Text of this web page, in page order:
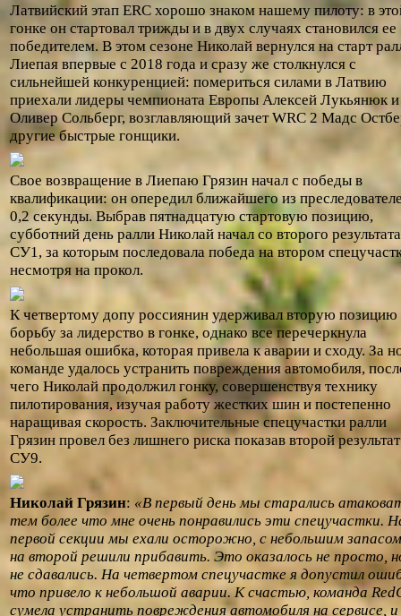
Латвийский этап ERC хорошо знаком нашему пилоту: в
гонке он стартовал трижды и в двух случаях становился ее
победителем. В этом сезоне Николай вернулся на старт
Лиепая впервые с 2018 года и сразу же столкнулся с
сильнейшей конкуренцией: помериться силами в Латвию
приехали лидеры чемпионата Европы Алексей Лукьянюк и
Оливер Сольберг, возглавляющий зачет WRC 2 Мадс
другие быстрые гонщики.
Свое возвращение в Лиепаю Грязин начал с победы в
квалификации: он опередил ближайшего из
0,2 секунды. Выбрав пятнадцатую стартовую позицию,
субботний день ралли Николай начал со второго
СУ1, за которым последовала победа на втором
несмотря на прокол.
К четвертому допу россиянин удерживал вторую позицию
борьбу за лидерство в гонке, однако все перечеркнула
небольшая ошибка, которая привела к аварии и сходу. За
команде удалось устранить повреждения автомобиля,
чего Николай продолжил гонку, совершенствуя технику
пилотирования, изучая работу жестких шин и постепенно
наращивая скорость. Заключительные спецучастки ралли
Грязин провел без лишнего риска показав второй
СУ9.
Николай Грязин: «В первый день мы старались
тем более что мне очень понравились эти спецучастки.
первой секции мы ехали осторожно, с небольшим
на второй решили прибавить. Это оказалось не просто,
не сдавались. На четвертом спецучастке я допустил
что привело к небольшой аварии. К счастью, команда
сумела устранить повреждения автомобиля на сервисе, и